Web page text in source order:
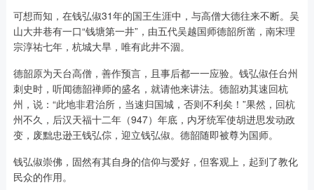
可想而知，在钱弘俶31年的国王生涯中，与高僧大德往来不断。吴
山大井巷有一口“钱塘第一井”，由五代吴越国师德韶所凿，南宋理
宗淳祐七年，杭城大旱，唯有此井不涸。
德韶原为天台高僧，善作预言，且事后都一一应验。钱弘俶任台州
刺史时，听闻德韶禅师的盛名，就请他来讲法。德韶劝其速回杭
州，说：“此地非君治所，当速归国城，否则不利矣！”果然，回杭
州不久，后汉天福十二年（947）年底，内牙统军使胡进思发动政
变，废黜忠逊王钱弘倧，迎立钱弘俶。德韶随即被尊为国师。
钱弘俶崇佛，固然有其自身的信仰与爱好，但客观上，起到了教化
民众的作用。